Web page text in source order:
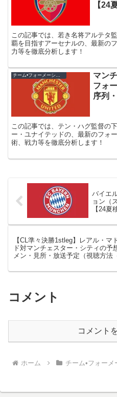
【24
この記事では、若き名将アルテタ
覇を目指すアーセナルの、最新の
力等を徹底分析します！
チーム•フォーメーション紹介
マン
フォ
序列
この記事では、テン・ハグ監督の
ー・ユナイテッドの、最新のフォ
術、戦力等を徹底分析します！
バイエ
ョン（
【24夏
【CL準々決勝1stleg】レアル・マ
ド対マンチェスター・シティの予
メン・見所・放送予定（視聴方法
コメント
コメント
ホーム チーム•フォーメ